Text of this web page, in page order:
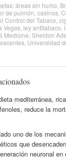
áreas sin humo
de pulmón casinos,
Control del Tabaco
Vegas, ley antitabaco
Medicine Sheldon
, Universidad
mediterránea,
reduce la
uno de los
que
neuronal en